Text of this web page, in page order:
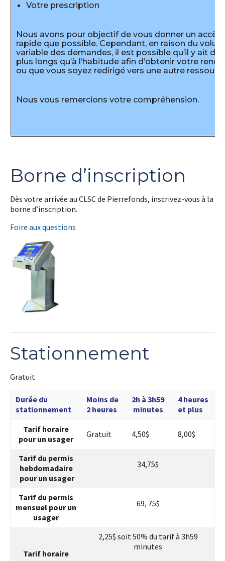
Votre prescription
Nous avons pour objectif de vous donner un accès
rapide que possible. Cependant, en raison du
variable des demandes, il est possible qu’il y ait
plus longs qu’à l’habitude afin d’obtenir votre
ou que vous soyez redirigé vers une autre
Nous vous remercions votre compréhension.
Borne d’inscription
Dès votre arrivée au CLSC de Pierrefonds, inscrivez-vous à la
borne d’inscription.
Foire aux questions
Stationnement
Gratuit
Durée du
stationnement
Moins de
2 heures
2h à 3h59
minutes
4 heures
et plus
Tarif horaire
pour un usager
Gratuit 4,50$ 8,00$
Tarif du permis
hebdomadaire
pour un usager
34,75$
Tarif du permis
mensuel pour un
usager
69, 75$
Tarif horaire
2,25$ soit 50% du tarif à 3h59
minutes
Abonnez-vous dès maintenant à notre infolettre
et simplifiez votre parcours santé!